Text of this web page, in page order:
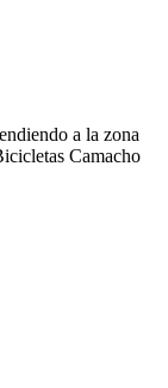
a la zona
Camacho